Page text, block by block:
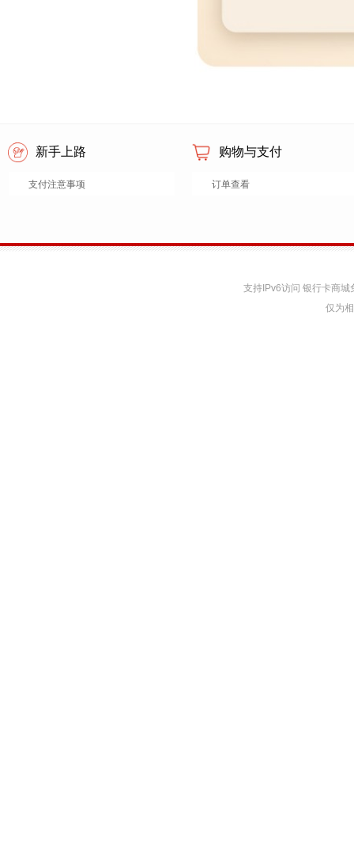
新手上路
支付注意事项
购物与支付
订单查看
支持IPv6访问 银行卡商
仅为